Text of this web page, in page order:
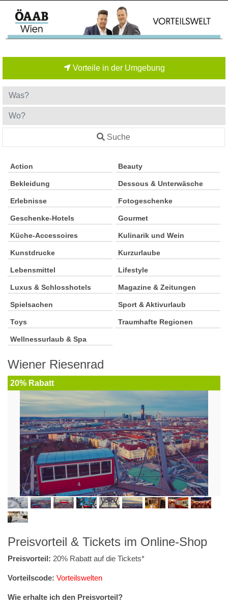
Vorteile in der Umgebung
Suche
Action Beauty
Bekleidung Dessous & Unterwäsche
Erlebnisse Fotogeschenke
Geschenke-Hotels Gourmet
Küche-Accessoires Kulinarik und Wein
Kunstdrucke Kurzurlaube
Lebensmittel Lifestyle
Luxus & Schlosshotels Magazine & Zeitungen
Spielsachen Sport & Aktivurlaub
Toys Traumhafte Regionen
Wellnessurlaub & Spa
Wiener Riesenrad
20% Rabatt
Preisvorteil & Tickets im Online-Shop
Preisvorteil: 20% Rabatt auf die Tickets*
Vorteilscode: Vorteilswelten
Wie erhalte ich den Preisvorteil?